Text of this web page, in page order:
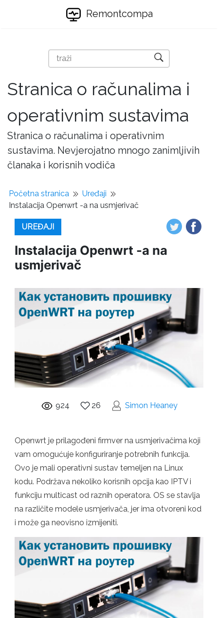
Remontcompa
Stranica o računalima i
operativnim sustavima
Stranica o računalima i operativnim
sustavima. Nevjerojatno mnogo zanimljivih
članaka i korisnih vodiča
Početna stranica
Uređaji
Instalacija Openwrt -a na usmjerivač
UREĐAJI
Instalacija Openwrt -a na
usmjerivač
924 26 Simon Heaney
Openwrt je prilagođeni firmver na usmjerivačima koji
vam omogućuje konfiguriranje potrebnih funkcija.
Ovo je mali operativni sustav temeljen na Linux
kodu. Podržava nekoliko korisnih opcija kao IPTV i
funkciju multicast od raznih operatora. OS se stavlja
na različite modele usmjerivača, jer ima otvoreni kod
i može ga neovisno izmijeniti.